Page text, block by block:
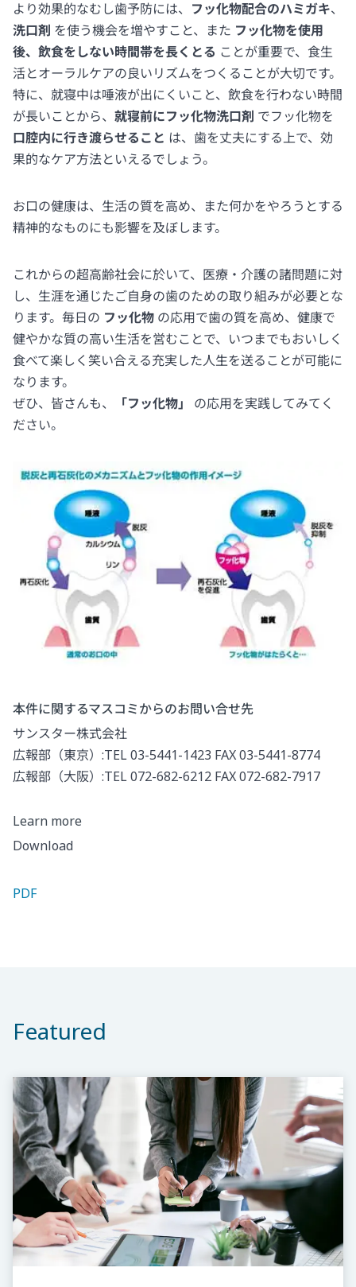
より効果的なむし歯予防には、 フッ化物配合のハミガキ、
洗口剤 を使う機会を増やすこと、また フッ化物を使用
後、飲食をしない時間帯を長くとる ことが重要で、食生
活とオーラルケアの良いリズムをつくることが大切です。
特に、就寝中は唾液が出にくいこと、飲食を行わない時間
が長いことから、 就寝前にフッ化物洗口剤 でフッ化物を
口腔内に行き渡らせること は、歯を丈夫にする上で、効
果的なケア方法といえるでしょう。
お口の健康は、生活の質を高め、また何かをやろうとする
精神的なものにも影響を及ぼします。
これからの超高齢社会に於いて、医療・介護の諸問題に対
し、生涯を通じたご自身の歯のための取り組みが必要とな
ります。毎日の フッ化物 の応用で歯の質を高め、健康で
健やかな質の高い生活を営むことで、いつまでもおいしく
食べて楽しく笑い合える充実した人生を送ることが可能に
なります。
ぜひ、皆さんも、
「フッ化物」
の応用を実践してみてく
ださい。
本件に関するマスコミからのお問い合せ先
サンスター株式会社
広報部（東京）:TEL 03-5441-1423 FAX 03-5441-8774
広報部（大阪）:TEL 072-682-6212 FAX 072-682-7917
Learn more
Download
PDF
Featured